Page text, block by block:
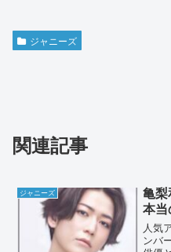
ジャニーズ
関連記事
ジャニーズ
亀梨
本当
人気
ンバ